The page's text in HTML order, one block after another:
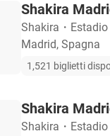
Shakira
Shakira ・
Madrid, Spagna
1,521 biglietti
Shakira
Shakira ・